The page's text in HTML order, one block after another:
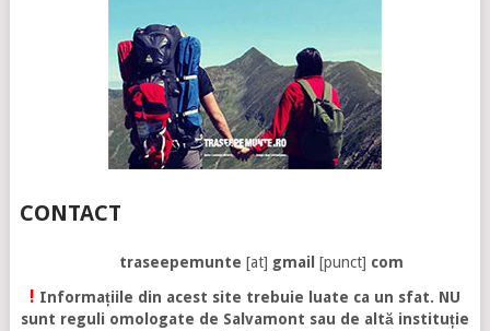
CONTACT
traseepemunte [at] gmail [punct] com
! Informațiile din acest site trebuie luate ca un sfat. NU
sunt reguli omologate de Salvamont sau de altă instituție